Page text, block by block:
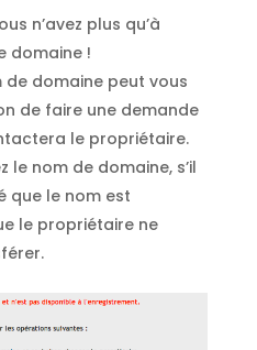
n’avez plus qu’à
domaine !
de domaine peut vous
de faire une demande
le propriétaire.
le nom de domaine, s’il
que le nom est
le propriétaire ne